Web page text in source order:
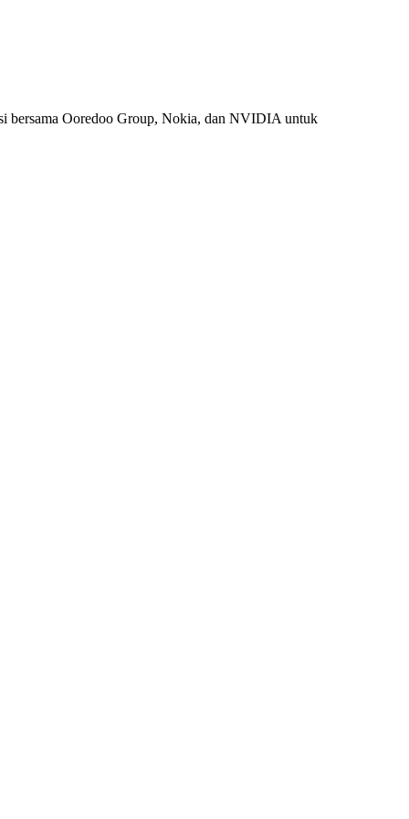
bersama Ooredoo Group, Nokia, dan NVIDIA untuk